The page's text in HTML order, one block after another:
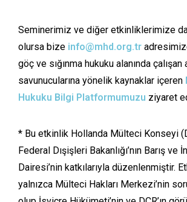
Seminerimiz ve diğer etkinliklerimize
olursa bize info@mhd.org.tr
göç ve sığınma hukuku alanında
savunucularına yönelik kaynaklar içeren
Hukuku Bilgi Platformumuzu ziyaret
* Bu etkinlik Hollanda Mülteci Konseyi
Federal Dışişleri Bakanlığı’nın Barış ve
Dairesi’nin katkılarıyla düzenlenmiştir.
yalnızca Mülteci Hakları Merkezi’nin